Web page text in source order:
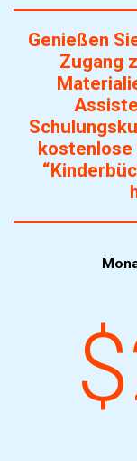
Genießen
Zugang
kostenlose